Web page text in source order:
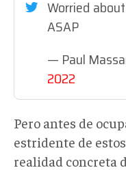
Worried
ASAP
— Paul
2022
Pero antes de
estridente de
realidad concreta